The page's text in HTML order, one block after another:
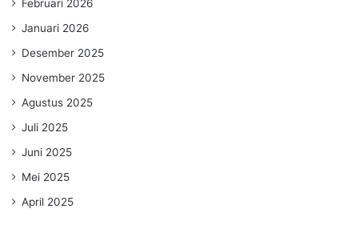
Februari 2026
Januari 2026
Desember 2025
November 2025
Agustus 2025
Juli 2025
Juni 2025
Mei 2025
April 2025